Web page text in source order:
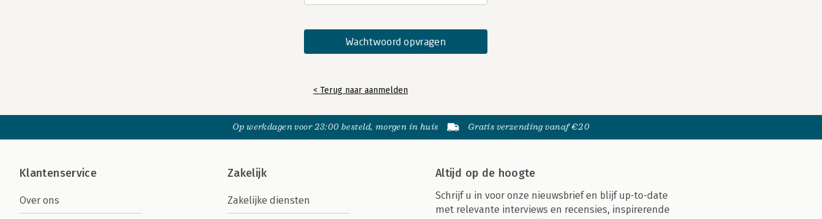
< Terug naar aanmelden
Op werkdagen voor 23:00 besteld, morgen in huis Gratis verzending vanaf €20
Klantenservice
Over ons
Zakelijk
Zakelijke diensten
Altijd op de hoogte
Schrijf u in voor onze nieuwsbrief en blijf up-to-date
met relevante interviews en recensies, inspirerende